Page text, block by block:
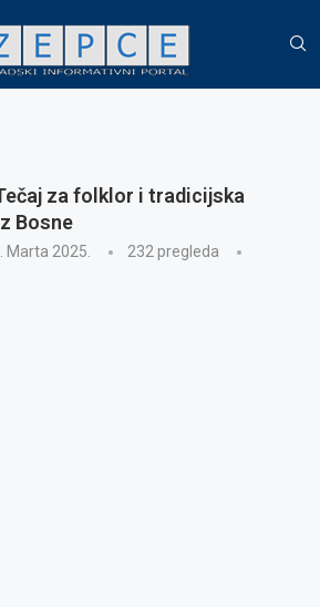
za folklor i tradicijska
Bosne
Marta 2025. 232 pregleda